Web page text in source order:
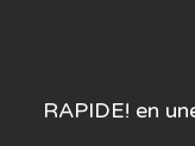
RAPIDE! en